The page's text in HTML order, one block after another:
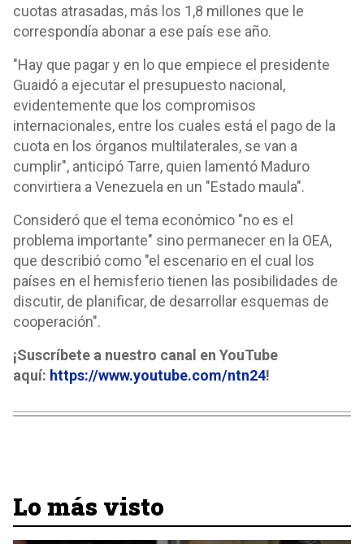
cuotas atrasadas, más los 1,8 millones que le
correspondía abonar a ese país ese año.
"Hay que pagar y en lo que empiece el presidente
Guaidó a ejecutar el presupuesto nacional,
evidentemente que los compromisos
internacionales, entre los cuales está el pago de la
cuota en los órganos multilaterales, se van a
cumplir", anticipó Tarre, quien lamentó Maduro
convirtiera a Venezuela en un "Estado maula".
Consideró que el tema económico "no es el
problema importante" sino permanecer en la OEA,
que describió como "el escenario en el cual los
países en el hemisferio tienen las posibilidades de
discutir, de planificar, de desarrollar esquemas de
cooperación".
¡Suscríbete a nuestro canal en YouTube
aquí: https://www.youtube.com/ntn24!
Lo más visto